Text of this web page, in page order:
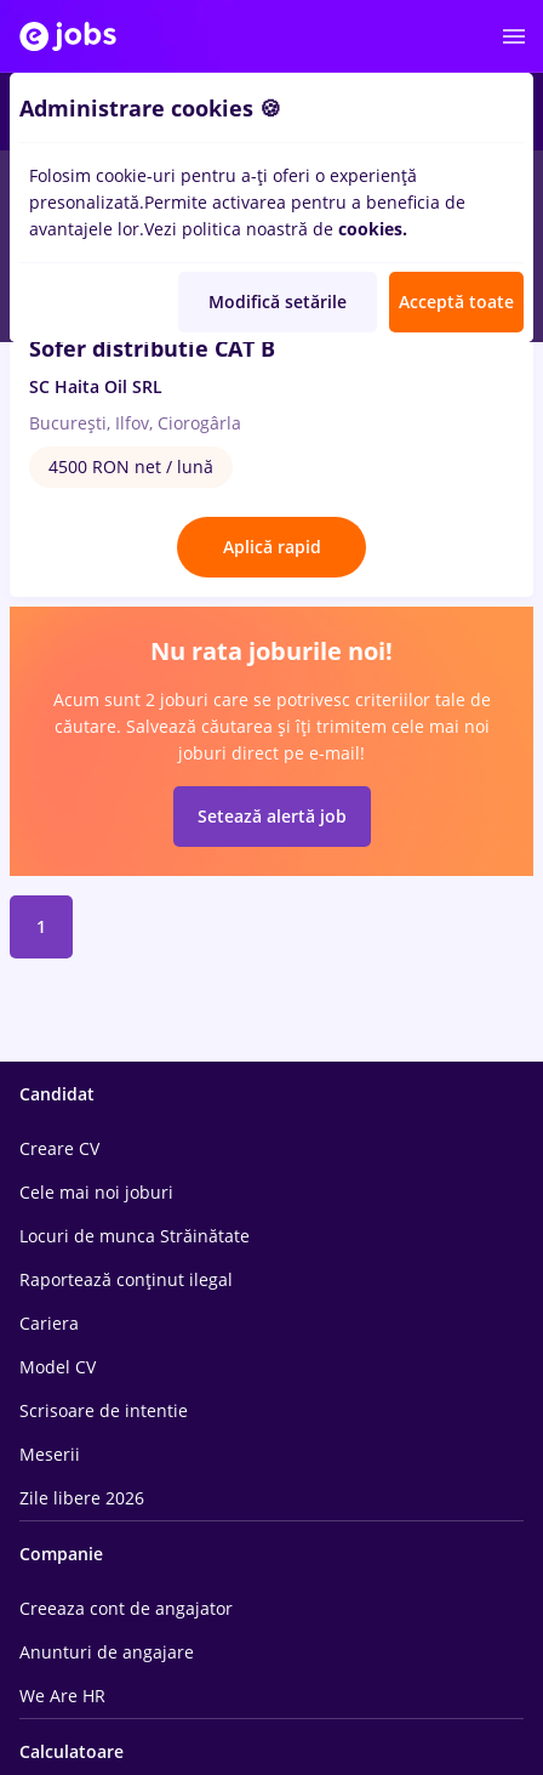
locuri de muncaoilpentruEntry-Level (< 2 ani)
Sofer distributie CAT B
SC Haita Oil SRL
București, Ilfov, Ciorogârla
4500 RON net / lună
Aplică rapid
Nu rata joburile noi!
Acum sunt 2 joburi care se potrivesc criteriilor tale de
căutare. Salvează căutarea și îți trimitem cele mai noi
joburi direct pe e-mail!
Setează alertă job
1
Candidat
Creare CV
Cele mai noi joburi
Locuri de munca Străinătate
Raportează conținut ilegal
Cariera
Model CV
Scrisoare de intentie
Meserii
Zile libere 2026
Companie
Creeaza cont de angajator
Anunturi de angajare
We Are HR
Calculatoare
Administrare cookies 🍪
Folosim cookie-uri pentru a-ți oferi o experiență
presonalizată.Permite activarea pentru a beneficia de
avantajele lor.Vezi politica noastră de cookies.
Modifică setările Acceptă toate